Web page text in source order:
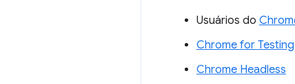
Usuários do
Chrome for Testing
Chrome Headless